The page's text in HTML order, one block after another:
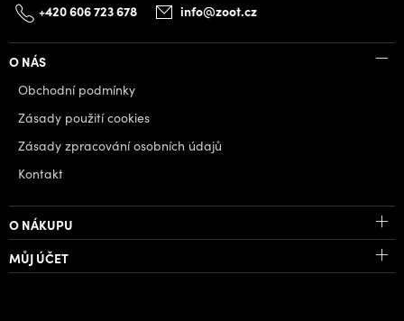
+420 606 723 678 info@zoot.cz
O NÁS
Obchodní podmínky
Zásady použití cookies
Zásady zpracování osobních údajů
Kontakt
O NÁKUPU
MŮJ ÚČET